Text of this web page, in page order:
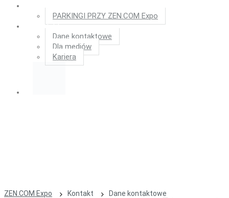
Jak dojechać
PARKINGI PRZY ZEN.COM Expo
Kontakt
Dane kontaktowe
Dla mediów
Kariera
ZEN.COM Expo Kontakt Dane kontaktowe